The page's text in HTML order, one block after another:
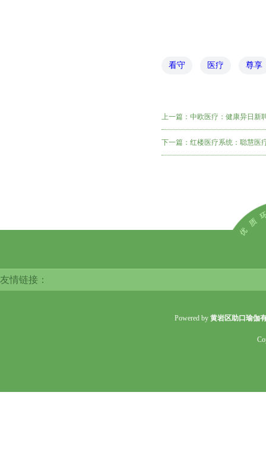
看守 医疗 尊享
上一篇： 中欧医疗：健康异日新
下一篇： 红楼医疗系统：聪慧医
友情链接：
Powered by 黄岩区助口瑜伽